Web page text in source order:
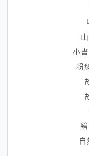
小
粉
自